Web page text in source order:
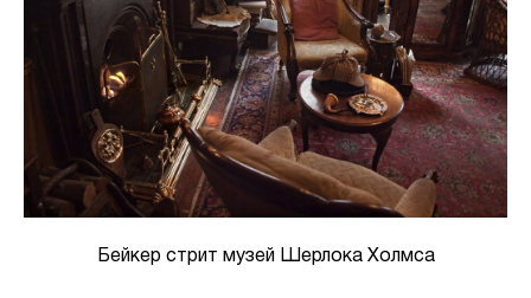
Бейкер стрит музей Шерлока Холмса